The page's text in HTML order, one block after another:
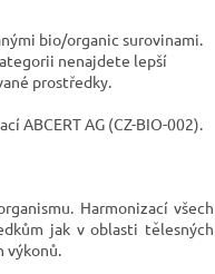
bio/organic surovinami.
nenajdete lepší
prostředky.
ABCERT AG (CZ-BIO-002).
Harmonizací všech
jak v oblasti tělesných
výkonů.